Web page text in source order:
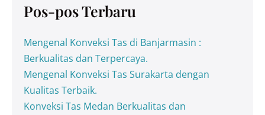
Pos-pos Terbaru
Mengenal Konveksi Tas di Banjarmasin :
Berkualitas dan Terpercaya.
Mengenal Konveksi Tas Surakarta dengan
Kualitas Terbaik.
Konveksi Tas Medan Berkualitas dan